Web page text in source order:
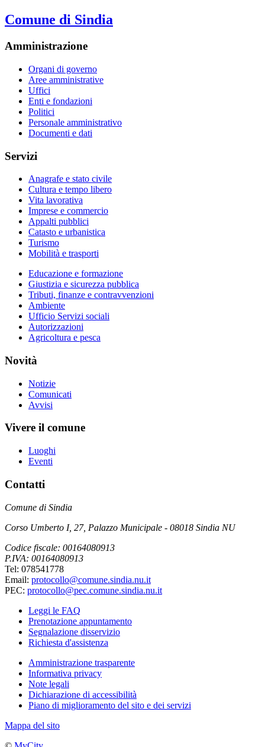
Comune di Sindia
Amministrazione
Organi di governo
Aree amministrative
Uffici
Enti e fondazioni
Politici
Personale amministrativo
Documenti e dati
Servizi
Anagrafe e stato civile
Cultura e tempo libero
Vita lavorativa
Imprese e commercio
Appalti pubblici
Catasto e urbanistica
Turismo
Mobilità e trasporti
Educazione e formazione
Giustizia e sicurezza pubblica
Tributi, finanze e contravvenzioni
Ambiente
Ufficio Servizi sociali
Autorizzazioni
Agricoltura e pesca
Novità
Notizie
Comunicati
Avvisi
Vivere il comune
Luoghi
Eventi
Contatti
Comune di Sindia
Corso Umberto I, 27, Palazzo Municipale - 08018 Sindia NU
Codice fiscale: 00164080913
P.IVA: 00164080913
Tel: 078541778
Email: protocollo@comune.sindia.nu.it
PEC: protocollo@pec.comune.sindia.nu.it
Leggi le FAQ
Prenotazione appuntamento
Segnalazione disservizio
Richiesta d'assistenza
Amministrazione trasparente
Informativa privacy
Note legali
Dichiarazione di accessibilità
Piano di miglioramento del sito e dei servizi
Mappa del sito